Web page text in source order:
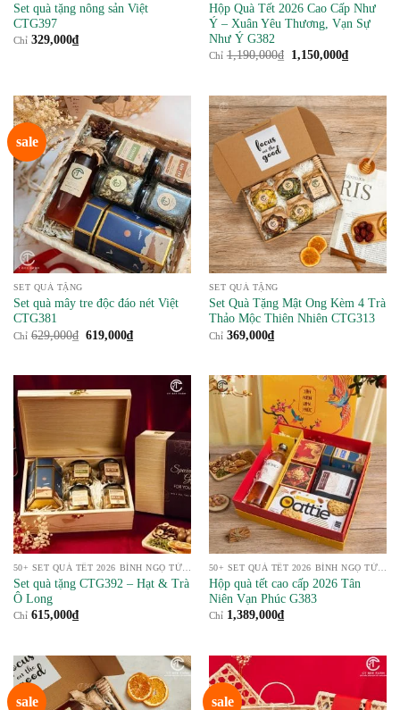
Set quà tặng nông sản Việt
CTG397
Chỉ 329,000₫
Hộp Quà Tết 2026 Cao Cấp Như
Ý – Xuân Yêu Thương, Vạn Sự
Như Ý G382
Chỉ 1,190,000₫
Giá
1,150,000₫Giá
sale
SET QUÀ TẶNG
Set quà mây tre độc đáo nét Việt
CTG381
Chỉ 629,000₫ Giá
619,000₫Giá
hiện
619,000₫.
SET QUÀ TẶNG
Set Quà Tặng Mật Ong Kèm 4 Trà
Thảo Mộc Thiên Nhiên CTG313
Chỉ 369,000₫
Set quà tặng CTG392 – Hạt & Trà
Ô Long
Chỉ 615,000₫
Hộp quà tết cao cấp 2026 Tân
Niên Vạn Phúc G383
Chỉ 1,389,000₫
sale sale